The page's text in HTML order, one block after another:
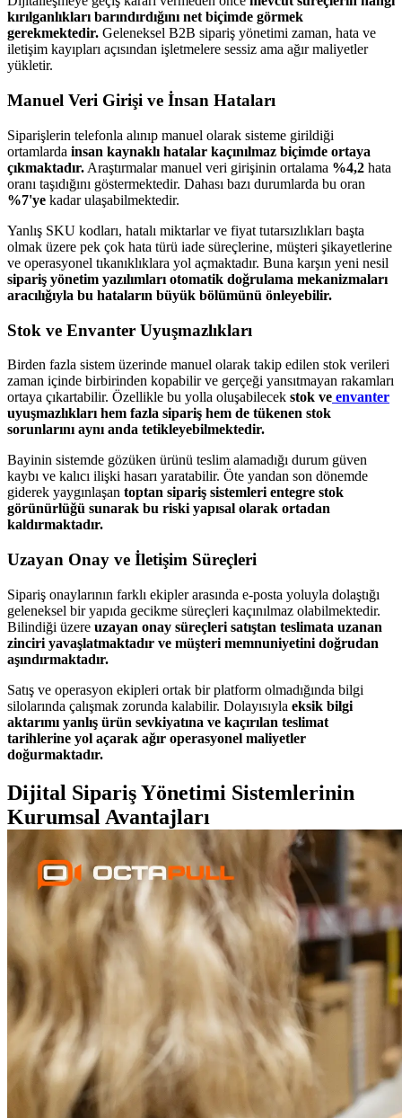
kırılganlıkları barındırdığını net biçimde görmek
gerekmektedir. Geleneksel B2B sipariş yönetimi zaman, hata ve
iletişim kayıpları açısından işletmelere sessiz ama ağır maliyetler
yükletir.
Manuel Veri Girişi ve İnsan Hataları
Siparişlerin telefonla alınıp manuel olarak sisteme girildiği
ortamlarda insan kaynaklı hatalar kaçınılmaz biçimde ortaya
çıkmaktadır. Araştırmalar manuel veri girişinin ortalama %4,2 hata
oranı taşıdığını göstermektedir. Dahası bazı durumlarda bu oran
%7'ye kadar ulaşabilmektedir.
Yanlış SKU kodları, hatalı miktarlar ve fiyat tutarsızlıkları başta
olmak üzere pek çok hata türü iade süreçlerine, müşteri şikayetlerine
ve operasyonel tıkanıklıklara yol açmaktadır. Buna karşın yeni nesil
sipariş yönetim yazılımları otomatik doğrulama mekanizmaları
aracılığıyla bu hataların büyük bölümünü önleyebilir.
Stok ve Envanter Uyuşmazlıkları
Birden fazla sistem üzerinde manuel olarak takip edilen stok verileri
zaman içinde birbirinden kopabilir ve gerçeği yansıtmayan rakamları
ortaya çıkartabilir. Özellikle bu yolla oluşabilecek stok ve envanter
uyuşmazlıkları hem fazla sipariş hem de tükenen stok
sorunlarını aynı anda tetikleyebilmektedir.
Bayinin sistemde gözüken ürünü teslim alamadığı durum güven
kaybı ve kalıcı ilişki hasarı yaratabilir. Öte yandan son dönemde
giderek yaygınlaşan toptan sipariş sistemleri entegre stok
görünürlüğü sunarak bu riski yapısal olarak ortadan
kaldırmaktadır.
Uzayan Onay ve İletişim Süreçleri
Sipariş onaylarının farklı ekipler arasında e-posta yoluyla dolaştığı
geleneksel bir yapıda gecikme süreçleri kaçınılmaz olabilmektedir.
Bilindiği üzere uzayan onay süreçleri satıştan teslimata uzanan
zinciri yavaşlatmaktadır ve müşteri memnuniyetini doğrudan
aşındırmaktadır.
Satış ve operasyon ekipleri ortak bir platform olmadığında bilgi
silolarında çalışmak zorunda kalabilir. Dolayısıyla eksik bilgi
aktarımı yanlış ürün sevkiyatına ve kaçırılan teslimat
tarihlerine yol açarak ağır operasyonel maliyetler
doğurmaktadır.
Dijital Sipariş Yönetimi Sistemlerinin
Kurumsal Avantajları